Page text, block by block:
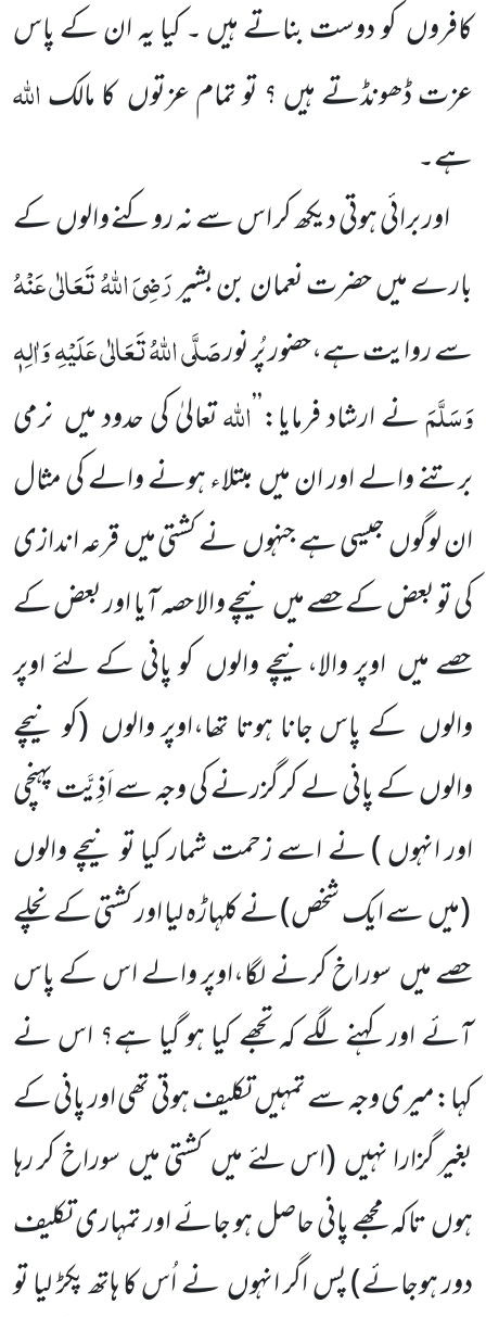
کافروںکو دوست بناتے ہیں ۔ کیا یہ ان کے پاس
عزت ڈھونڈتے ہیں ؟ تو تمام عزتوں کا مالکاللّٰہ
ہے۔
اور برائی ہوتی دیکھ کر اس سے نہ روکنے والوںکے
بارے میں حضرت نعمان بن بشیررَضِیَ اللّٰہُ تَعَالٰی عَنْہُ
سےروایت ہے،حضور پُر نورصَلَّی اللّٰہُ تَعَالٰی عَلَیْہِوَاٰلِہٖ
وَسَلَّمَنے ارشاد فرمایا:’’اللّٰہتعالیٰ کی حدود میں نرمی
برتنے والے اور انمیںمبتلاء ہونے والے کی مثال
ان لوگوںجیسی ہے جنہوںنے کشتی میںقرعہ اندازی
کی تو بعض کے حصے میںنیچے والا حصہ آیا اور بعض کے
حصے میں اوپر والا،نیچے والوں کو پانی کے لئے اوپر
والوں کے پاس جانا ہوتا تھا،اوپر والوں (کو نیچے
والوںکے پانی لے کر گزرنے کی وجہ سے اَذِیَّت پہنچی
اور انہوں )نے اسے زحمت شمار کیا تو نیچے والوں
(میںسے ایک شخص)نے کلہاڑہ لیا اور کشتی کے نچلے
حصے میںسوراخ کرنے لگا،اوپر والے اس کے پاس
آئے اور کہنے لگے کہ تجھے کیا ہو گیا ہے؟ اس نے
کہا:میری وجہ سے تمہیںتکلیف ہوتی تھی اور پانی کے
بغیر گزارا نہیں(اس لئے میںکشتی میںسوراخ کر رہا
ہوںتاکہ مجھے پانی حاصل ہو جائے اور تمہاری تکلیف
دور ہوجائے)پس اگر انہوںنے اُس کا ہاتھ پکڑ لیا تو